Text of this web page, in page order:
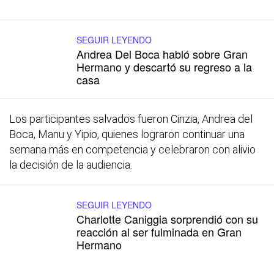
SEGUIR LEYENDO
Andrea Del Boca habló sobre Gran
Hermano y descartó su regreso a la
casa
Los participantes salvados fueron Cinzia, Andrea del
Boca, Manu y Yipio, quienes lograron continuar una
semana más en competencia y celebraron con alivio
la decisión de la audiencia.
SEGUIR LEYENDO
Charlotte Caniggia sorprendió con su
reacción al ser fulminada en Gran
Hermano